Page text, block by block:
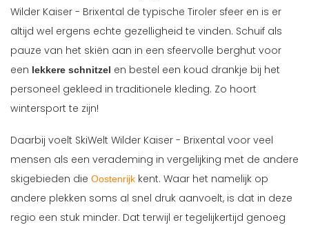
Wilder Kaiser - Brixental de typische Tiroler sfeer en is er
altijd wel ergens echte gezelligheid te vinden. Schuif als
pauze van het skiën aan in een sfeervolle berghut voor
een lekkere schnitzel en bestel een koud drankje bij het
personeel gekleed in traditionele kleding. Zo hoort
wintersport te zijn!
Daarbij voelt SkiWelt Wilder Kaiser - Brixental voor veel
mensen als een verademing in vergelijking met de andere
skigebieden die Oostenrijk kent. Waar het namelijk op
andere plekken soms al snel druk aanvoelt, is dat in deze
regio een stuk minder. Dat terwijl er tegelijkertijd genoeg